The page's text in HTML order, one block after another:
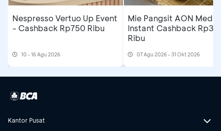
Nespresso Vertuo Up Event
- Cashback Rp750 Ribu
10 - 16 Agu 2026
Mie Pangsit AON
Instant Cashback Rp35
Ribu
07 Agu 2026 - 31 Okt 2026
Kantor Pusat